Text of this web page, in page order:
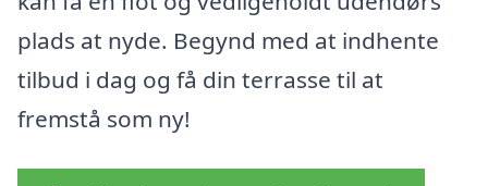
plads at nyde. Begynd med at indhente
tilbud i dag og få din terrasse til at
fremstå som ny!